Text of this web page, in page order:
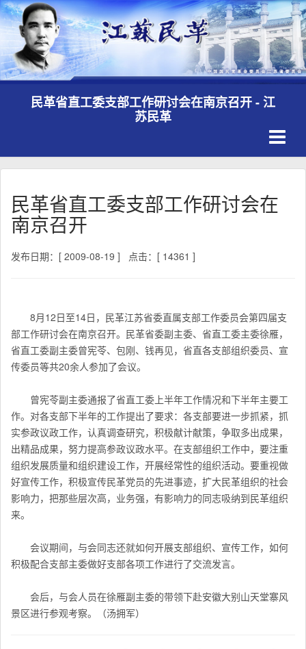
民革省直工委支部工作研讨会在南京召开 - 江
苏民革
民革省直工委支部工作研讨会在
南京召开
发布日期：[ 2009-08-19 ] 点击：[ 14361 ]
8月12日至14日，民革江苏省委直属支部工作委员会第四届支
部工作研讨会在南京召开。民革省委副主委、省直工委主委徐雁，
省直工委副主委曾宪苓、包刚、钱再见，省直各支部组织委员、宣
传委员等共20余人参加了会议。
曾宪苓副主委通报了省直工委上半年工作情况和下半年主要工
作。对各支部下半年的工作提出了要求：各支部要进一步抓紧，抓
实参政议政工作，认真调查研究，积极献计献策，争取多出成果，
出精品成果，努力提高参政议政水平。在支部组织工作中，要注重
组织发展质量和组织建设工作，开展经常性的组织活动。要重视做
好宣传工作，积极宣传民革党员的先进事迹，扩大民革组织的社会
影响力，把那些层次高，业务强，有影响力的同志吸纳到民革组织
来。
会议期间，与会同志还就如何开展支部组织、宣传工作，如何
积极配合支部主委做好支部各项工作进行了交流发言。
会后，与会人员在徐雁副主委的带领下赴安徽大别山天堂寨风
景区进行参观考察。（汤拥军）